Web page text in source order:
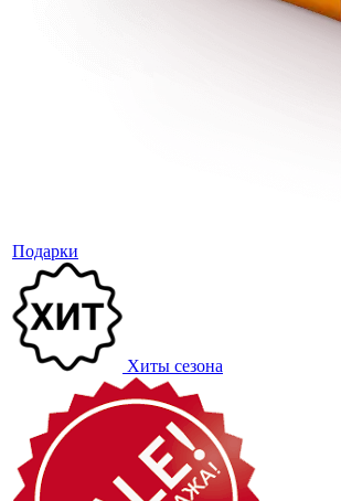
Подарки
Хиты сезона